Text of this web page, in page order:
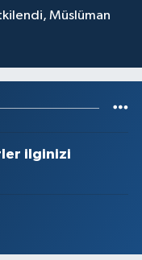
Müslüman
ilginizi